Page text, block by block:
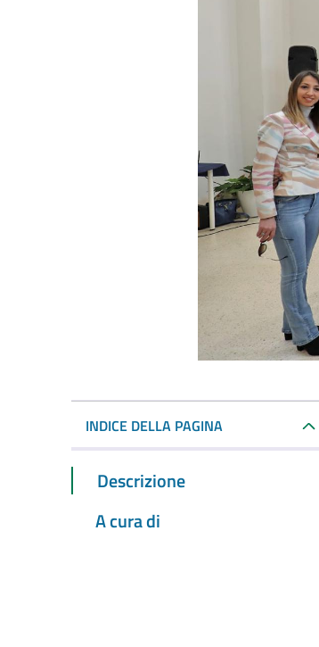
INDICE DELLA PAGINA
Descrizione
A cura di